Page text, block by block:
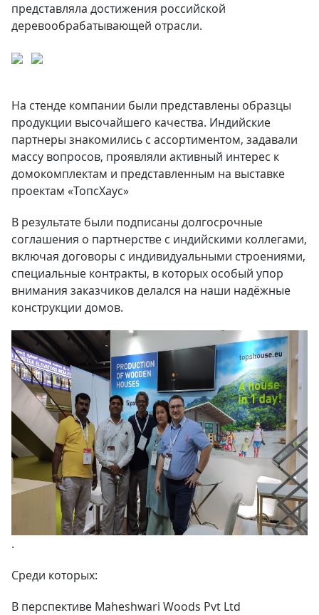
представляла достижения российской
деревообрабатывающей отрасли.
На стенде компании были представлены образцы
продукции высочайшего качества. Индийские
партнеры знакомились с ассортиментом, задавали
массу вопросов, проявляли активный интерес к
домокомплектам и представленным на выставке
проектам «ТопсХаус»
В результате были подписаны долгосрочные
соглашения о партнерстве с индийскими коллегами,
включая договоры с индивидуальными строениями,
специальные контракты, в которых особый упор
внимания заказчиков делался на наши надёжные
конструкции домов.
.
Среди которых:
В перспективе Maheshwari Woods Pvt Ltd